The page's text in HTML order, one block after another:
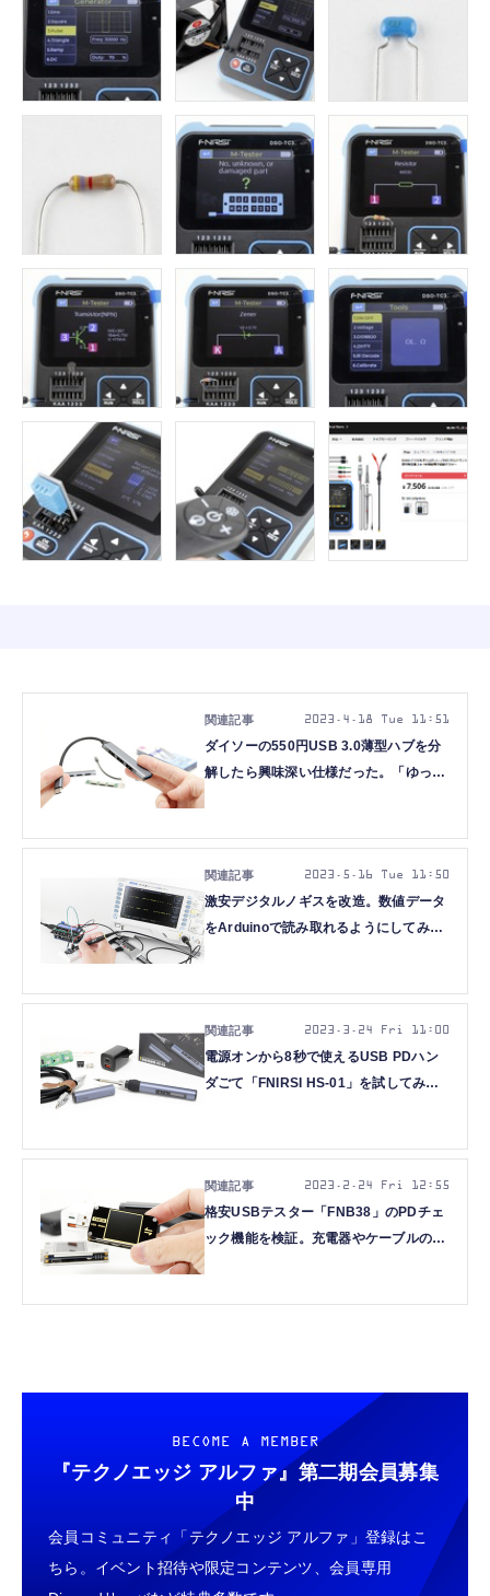
ダイソーの550円USB 3.0薄型ハブを分
解したら興味深い仕様だった。「ゆっく
2023.4.18 Tue 11:51
激安デジタルノギスを改造。数値データ
をArduinoで読み取れるようにしてみ
2023.5.16 Tue 11:50
電源オンから8秒で使えるUSB PDハン
ダごて「FNIRSI HS-01」を試してみま
2023.3.24 Fri 11:00
格安USBテスター「FNB38」のPDチェ
ック機能を検証。充電器やケーブルの識
2023.2.24 Fri 12:55
BECOME A MEMBER
『テクノエッジ アルファ』 第二期会員募集
中
会員コミュニティ「テクノエッジ アルファ」登録はこ
ちら。イベント招待や限定コンテンツ、会員専用